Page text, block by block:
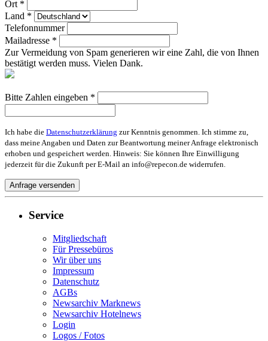
Ort *
Land *
Telefonnummer
Mailadresse *
Zur Vermeidung von Spam generieren wir eine Zahl, die von Ihnen
bestätigt werden muss. Vielen Dank.
Bitte Zahlen eingeben *
Ich habe die Datenschutzerklärung zur Kenntnis genommen. Ich stimme zu,
dass meine Angaben und Daten zur Beantwortung meiner Anfrage elektronisch
erhoben und gespeichert werden. Hinweis: Sie können Ihre Einwilligung
jederzeit für die Zukunft per E-Mail an info@repecon.de widerrufen.
Service
Mitgliedschaft
Für Pressebüros
Wir über uns
Impressum
Datenschutz
AGBs
Newsarchiv Marknews
Newsarchiv Hotelnews
Login
Logos / Fotos